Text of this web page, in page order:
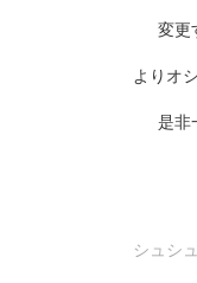
変更
よりオ
是非
シュシ